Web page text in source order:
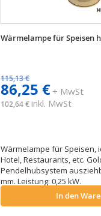
Wärmelampe für Speisen
115,13 €
86,25 €+ MwSt
102,64 € inkl. MwSt
Wärmelampe für Speisen,
Hotel, Restaurants, etc.
Pendelhubsystem
mm. Leistung: 0,25 kW.
In den